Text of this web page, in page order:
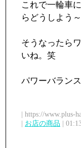
これで一輪車
らどうしよう～
そうなったら
いね。笑
パワーバラン
| https://www.plus-
| お店の商品 |